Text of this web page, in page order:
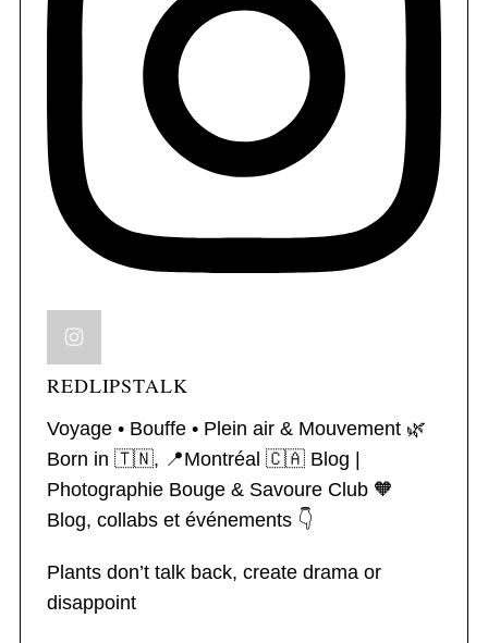
REDLIPSTALK
Voyage • Bouffe • Plein air & Mouvement 🌿
Born in 🇹🇳, 📍Montréal 🇨🇦Blog |
PhotographieBouge & Savoure Club 🧡
Blog, collabs et événements 👇
Plants don’t talk back, create drama or
disappoint